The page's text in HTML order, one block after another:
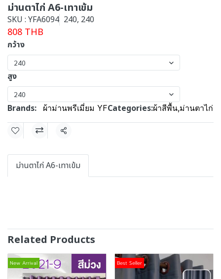
ม่านตาไก่ A6-เทาเข้ม
SKU : YFA6094 240, 240
808 THB
กว้าง
240
สูง
240
Brands: ผ้าม่านพรีเมี่ยม YFCategories:ผ้าสีพื้น,ม่านตาไก่
Share
ม่านตาไก่ A6-เทาเข้ม
Related Products
New Arrival Best Seller